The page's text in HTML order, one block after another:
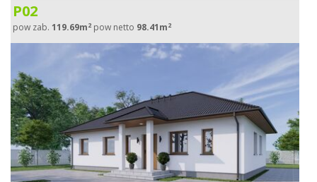
P02
pow zab. 119.69m2 pow netto 98.41m2